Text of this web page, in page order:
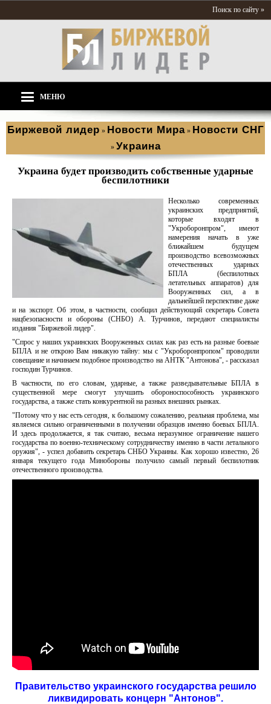
Поиск по сайту »
МЕНЮ
Биржевой лидер » Новости Мира » Новости СНГ
» Украина
Украина будет производить собственные ударные
беспилотники
Несколько современных
украинских предприятий,
которые входят в
"Укроборонпром", имеют
намерения начать в уже
ближайшем будущем
производство всевозможных
отечественных ударных
БПЛА (беспилотных
летательных аппаратов) для
Вооруженных сил, а в
дальнейшей перспективе даже
и на экспорт. Об этом, в частности, сообщил действующий секретарь Совета
нацбезопасности и обороны (СНБО) А. Турчинов, передают специалисты
издания "Биржевой лидер".
"Спрос у наших украинских Вооруженных силах как раз есть на разные боевые
БПЛА и не открою Вам никакую тайну: мы с "Укроборонпропом" проводили
совещание и начинаем подобное производство на АНТК "Антонова", - рассказал
господин Турчинов.
В частности, по его словам, ударные, а также разведывательные БПЛА в
существенной мере смогут улучшить обороноспособность украинского
государства, а также стать конкурентной на разных внешних рынках.
"Потому что у нас есть сегодня, к большому сожалению, реальная проблема, мы
являемся сильно ограниченными в получении образцов именно боевых БПЛА.
И здесь продолжается, я так считаю, весьма неразумное ограничение нашего
государства по военно-техническому сотрудничеству именно в части летального
оружия", - успел добавить секретарь СНБО Украины. Как хорошо известно, 26
января текущего года Минобороны получило самый первый беспилотник
отечественного производства.
Правительство украинского государства решило
ликвидировать концерн "Антонов".